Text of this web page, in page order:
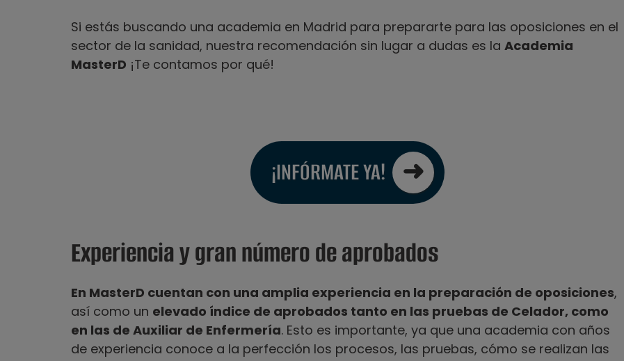
Si estás buscando una academia en Madrid para prepararte para las oposiciones en el
sector de la sanidad, nuestra recomendación sin lugar a dudas es la Academia
MasterD ¡Te contamos por qué!
¡INFÓRMATE YA!
Experiencia y gran número de aprobados
En MasterD cuentan con una amplia experiencia en la preparación de oposiciones,
así como un elevado índice de aprobados tanto en las pruebas de Celador, como
en las de Auxiliar de Enfermería. Esto es importante, ya que una academia con años
de experiencia conoce a la perfección los procesos, las pruebas, cómo se realizan las